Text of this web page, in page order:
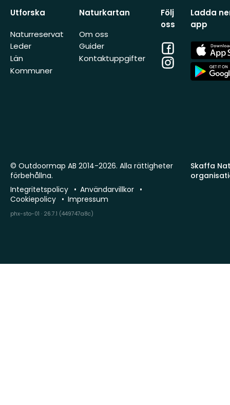
Utforska
Naturreservat
Leder
Län
Kommuner
Naturkartan
Om oss
Guider
Kontaktuppgifter
Följ
oss
Facebook
Instagram
Ladda
app
App
Store
App
Store
Skaffa
© Outdoormap AB 2014-2026. Alla rättigheter
förbehållna.
Integritetspolicy
Användarvillkor
Cookiepolicy
Impressum
phx-sto-01 · 26.7.1 (449747a8c)